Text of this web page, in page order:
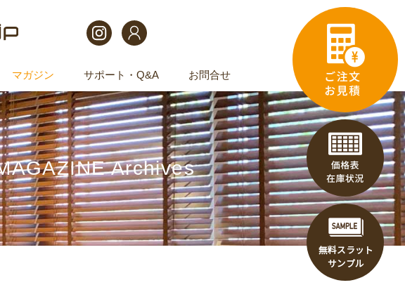
マガジン サポート・Q&A お問合せ
Archives